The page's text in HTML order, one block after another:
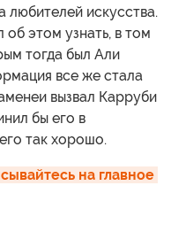
любителей искусства.
этом узнать, в том
тогда был Али
все же стала
вызвал Карруби
бы его в
так хорошо.
на главное